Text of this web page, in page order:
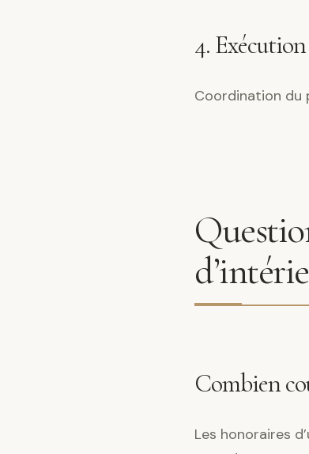
4. Exécution
Coordination du
Combien
Les honoraires